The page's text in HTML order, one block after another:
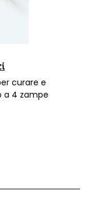
curare e
amico a 4 zampe